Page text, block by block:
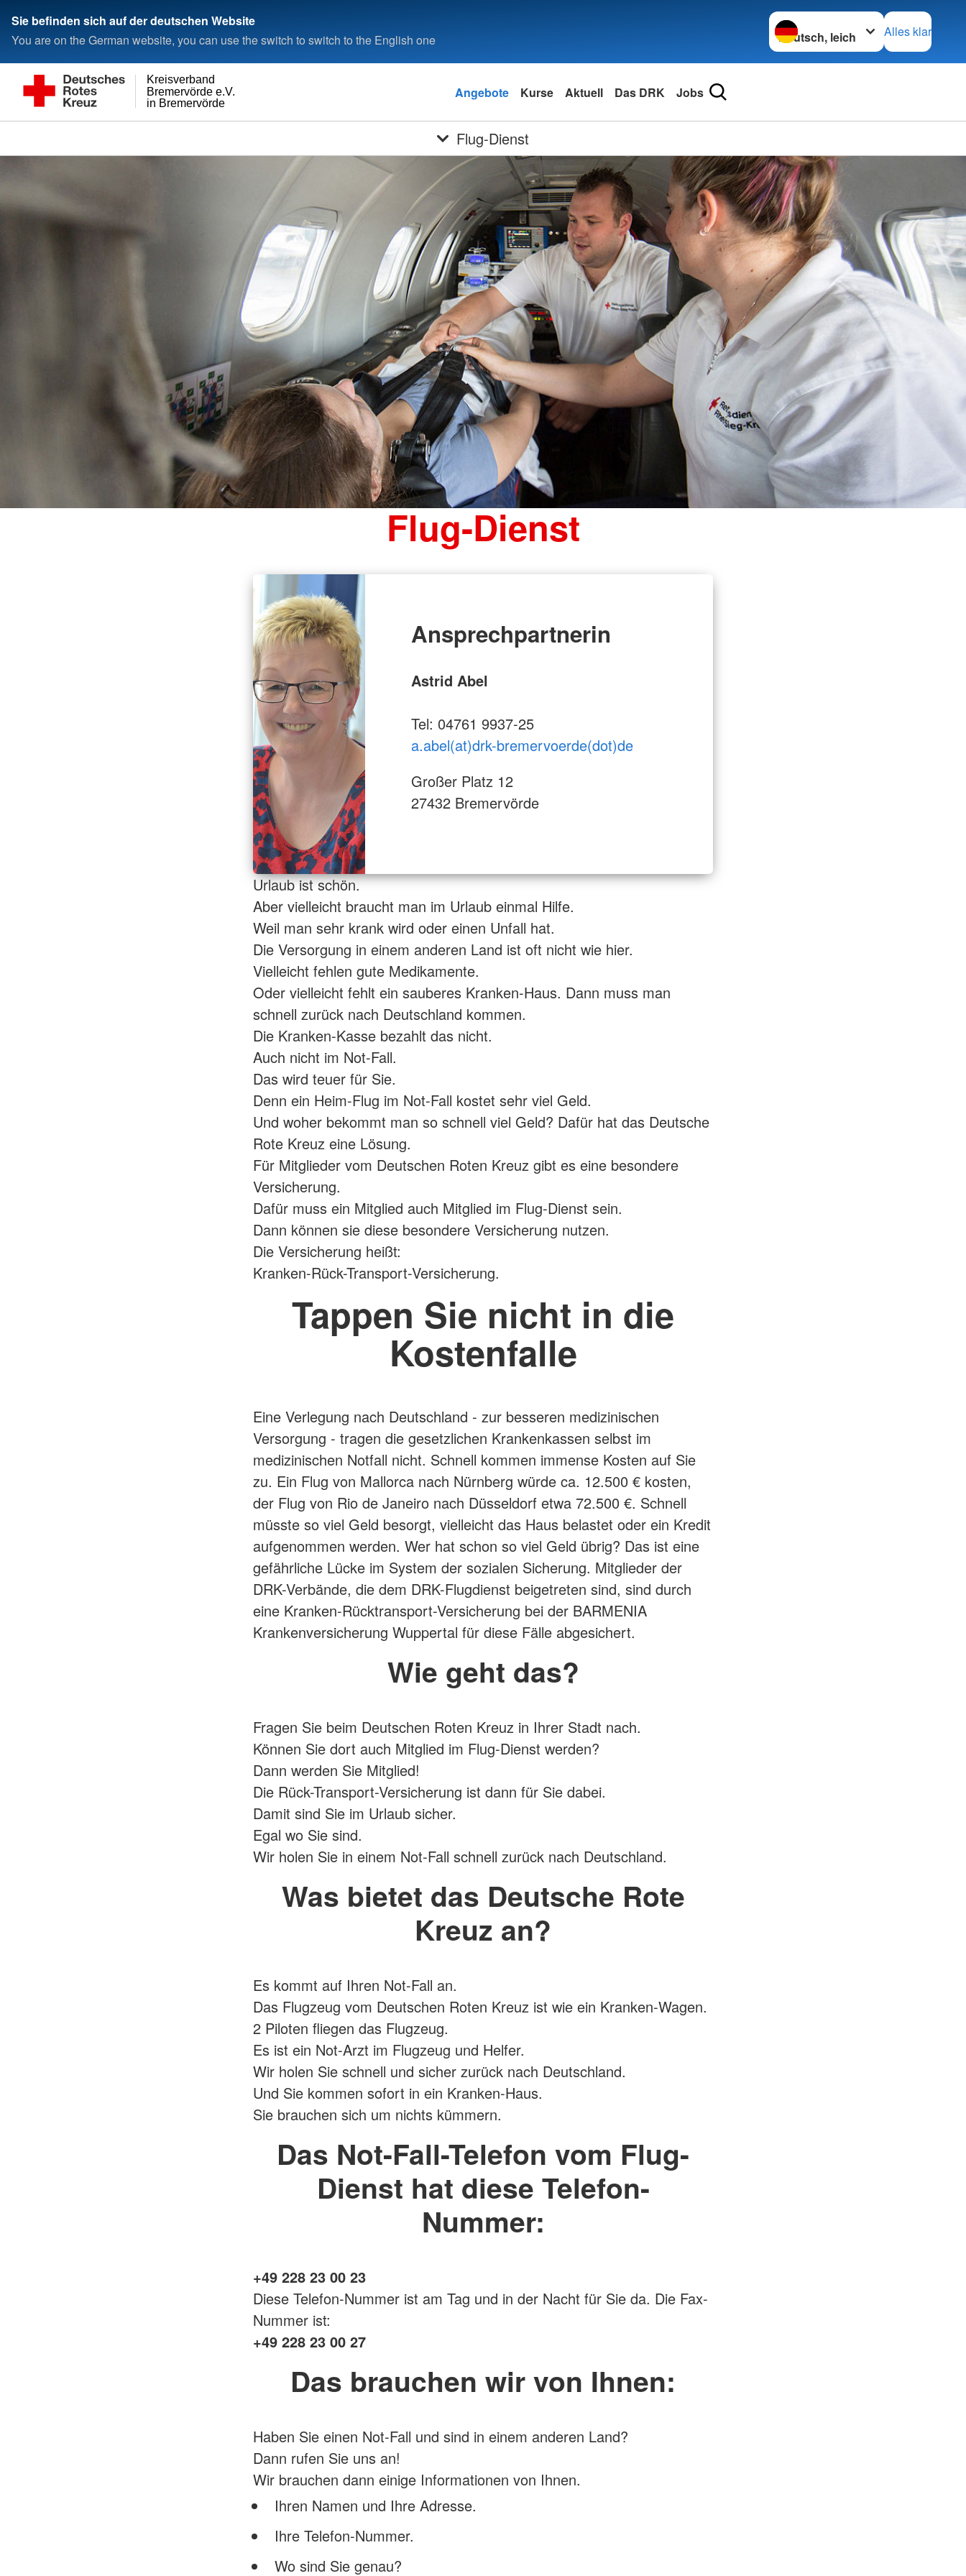
Sie befinden sich auf der deutschen Website
You are on the German website, you can use the switch to switch to the English one
Sprache wechseln zu
Alles klar
in Bremervörde
Bremervörde e.V.
Kreisverband
Angebote Kurse Aktuell Das DRK Jobs
Flug-Dienst
Flug-Dienst
Ansprechpartnerin
Astrid Abel
Tel: 04761 9937-25
a.abel(at)drk-bremervoerde(dot)de
Großer Platz 12
27432 Bremervörde
Urlaub ist schön.
Aber vielleicht braucht man im Urlaub einmal Hilfe.
Weil man sehr krank wird oder einen Unfall hat.
Die Versorgung in einem anderen Land ist oft nicht wie hier.
Vielleicht fehlen gute Medikamente.
Oder vielleicht fehlt ein sauberes Kranken-Haus. Dann muss man
schnell zurück nach Deutschland kommen.
Die Kranken-Kasse bezahlt das nicht.
Auch nicht im Not-Fall.
Das wird teuer für Sie.
Denn ein Heim-Flug im Not-Fall kostet sehr viel Geld.
Und woher bekommt man so schnell viel Geld? Dafür hat das Deutsche
Rote Kreuz eine Lösung.
Für Mitglieder vom Deutschen Roten Kreuz gibt es eine besondere
Versicherung.
Dafür muss ein Mitglied auch Mitglied im Flug-Dienst sein.
Dann können sie diese besondere Versicherung nutzen.
Die Versicherung heißt:
Kranken-Rück-Transport-Versicherung.
Tappen Sie nicht in die
Kostenfalle
Eine Verlegung nach Deutschland - zur besseren medizinischen
Versorgung - tragen die gesetzlichen Krankenkassen selbst im
medizinischen Notfall nicht. Schnell kommen immense Kosten auf Sie
zu. Ein Flug von Mallorca nach Nürnberg würde ca. 12.500 € kosten,
der Flug von Rio de Janeiro nach Düsseldorf etwa 72.500 €. Schnell
müsste so viel Geld besorgt, vielleicht das Haus belastet oder ein Kredit
aufgenommen werden. Wer hat schon so viel Geld übrig? Das ist eine
gefährliche Lücke im System der sozialen Sicherung. Mitglieder der
DRK-Verbände, die dem DRK-Flugdienst beigetreten sind, sind durch
eine Kranken-Rücktransport-Versicherung bei der BARMENIA
Krankenversicherung Wuppertal für diese Fälle abgesichert.
Wie geht das?
Fragen Sie beim Deutschen Roten Kreuz in Ihrer Stadt nach.
Können Sie dort auch Mitglied im Flug-Dienst werden?
Dann werden Sie Mitglied!
Die Rück-Transport-Versicherung ist dann für Sie dabei.
Damit sind Sie im Urlaub sicher.
Egal wo Sie sind.
Wir holen Sie in einem Not-Fall schnell zurück nach Deutschland.
Was bietet das Deutsche Rote
Kreuz an?
Es kommt auf Ihren Not-Fall an.
Das Flugzeug vom Deutschen Roten Kreuz ist wie ein Kranken-Wagen.
2 Piloten fliegen das Flugzeug.
Es ist ein Not-Arzt im Flugzeug und Helfer.
Wir holen Sie schnell und sicher zurück nach Deutschland.
Und Sie kommen sofort in ein Kranken-Haus.
Sie brauchen sich um nichts kümmern.
Das Not-Fall-Telefon vom Flug-
Dienst hat diese Telefon-
Nummer:
+49 228 23 00 23
Diese Telefon-Nummer ist am Tag und in der Nacht für Sie da. Die Fax-
Nummer ist:
+49 228 23 00 27
Das brauchen wir von Ihnen:
Haben Sie einen Not-Fall und sind in einem anderen Land?
Dann rufen Sie uns an!
Wir brauchen dann einige Informationen von Ihnen.
Ihren Namen und Ihre Adresse.
Ihre Telefon-Nummer.
Wo sind Sie genau?